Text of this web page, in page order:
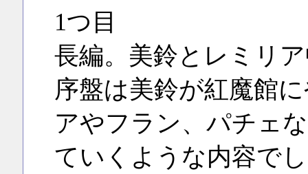
1つ目
長編。美鈴とレミリ
序盤は美鈴が紅魔館
アやフラン、パチェ
ていくような内容で